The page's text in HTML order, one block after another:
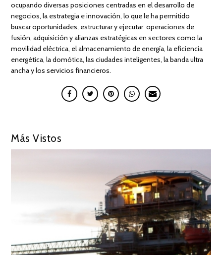
ocupando diversas posiciones centradas en el desarrollo de
negocios, la estrategia e innovación, lo que le ha permitido
buscar oportunidades, estructurar y ejecutar operaciones de
fusión, adquisición y alianzas estratégicas en sectores como la
movilidad eléctrica, el almacenamiento de energía, la eficiencia
energética, la domótica, las ciudades inteligentes, la banda ultra
ancha y los servicios financieros.
Más Vistos